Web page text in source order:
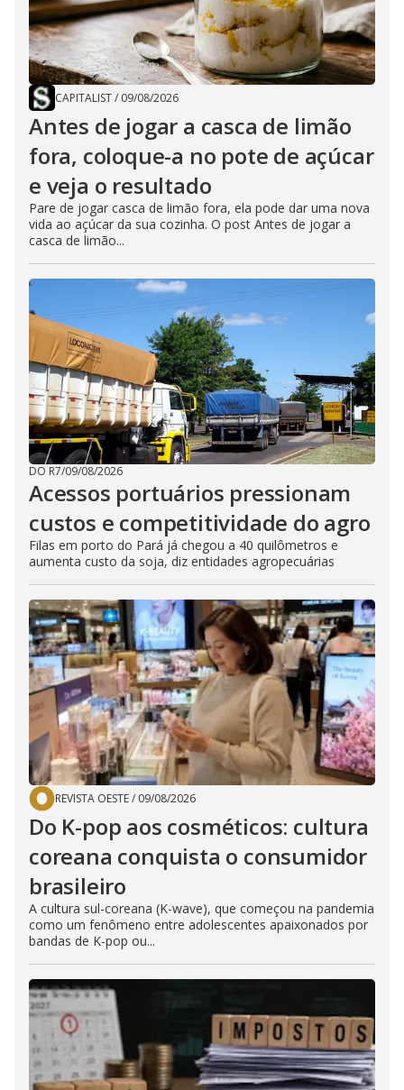
CAPITALIST/ 09/08/2026
Antes de jogar a casca de limão
fora, coloque-a no pote de açúcar
e veja o resultado
Pare de jogar casca de limão fora, ela pode dar uma nova
vida ao açúcar da sua cozinha. O post Antes de jogar a
casca de limão...
DO R7/09/08/2026
Acessos portuários pressionam
custos e competitividade do agro
Filas em porto do Pará já chegou a 40 quilômetros e
aumenta custo da soja, diz entidades agropecuárias
REVISTA OESTE/ 09/08/2026
Do K-pop aos cosméticos: cultura
coreana conquista o consumidor
brasileiro
A cultura sul-coreana (K-wave), que começou na pandemia
como um fenômeno entre adolescentes apaixonados por
bandas de K-pop ou...